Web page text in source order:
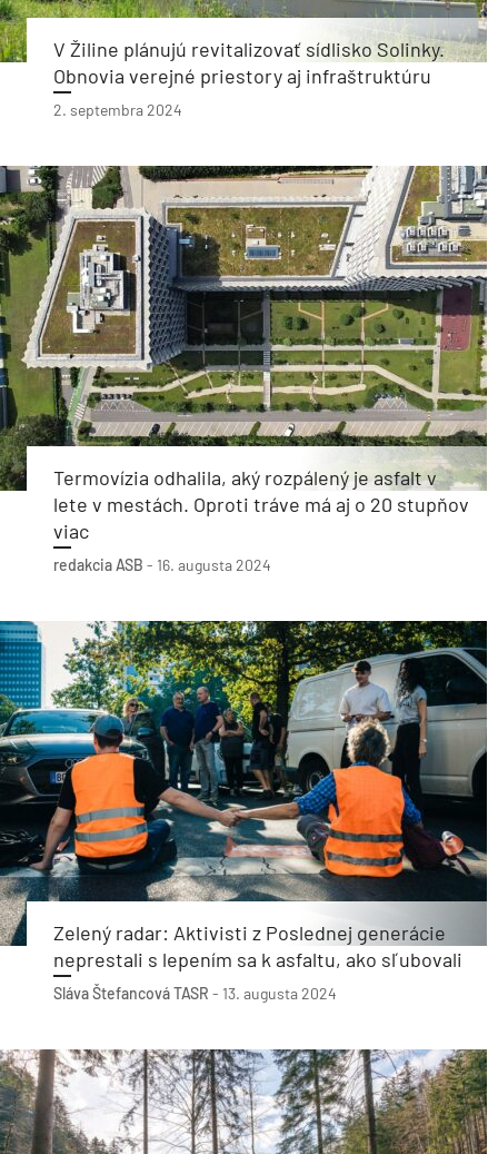
V Žiline plánujú revitalizovať sídlisko Solinky.
Obnovia verejné priestory aj infraštruktúru
2. septembra 2024
Termovízia odhalila, aký rozpálený je asfalt v
lete v mestách. Oproti tráve má aj o 20 stupňov
viac
redakcia ASB - 16. augusta 2024
Zelený radar: Aktivisti z Poslednej generácie
neprestali s lepením sa k asfaltu, ako sľubovali
Sláva ŠtefancováTASR - 13. augusta 2024